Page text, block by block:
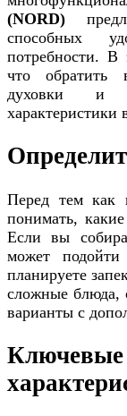
(NORD)
способных
потребности. В
что обратить
духовки и
характеристики
Перед тем как
понимать,
Если вы
может
планируете
сложные блюда,
варианты с